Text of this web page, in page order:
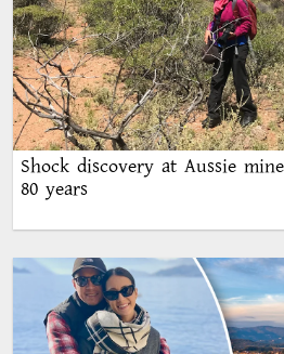
Shock discovery at Aussie
80 years